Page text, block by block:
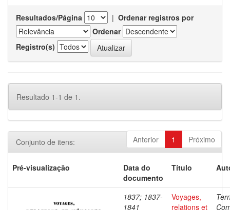
Resultados/Página | Ordenar registros por
Ordenar
Registro(s)
Resultado 1-1 de 1.
Anterior 1 Próximo
Conjunto de itens:
Pré-visualização
Data do
documento
Título
1837; 1837-
1841
Voyages,
relations et